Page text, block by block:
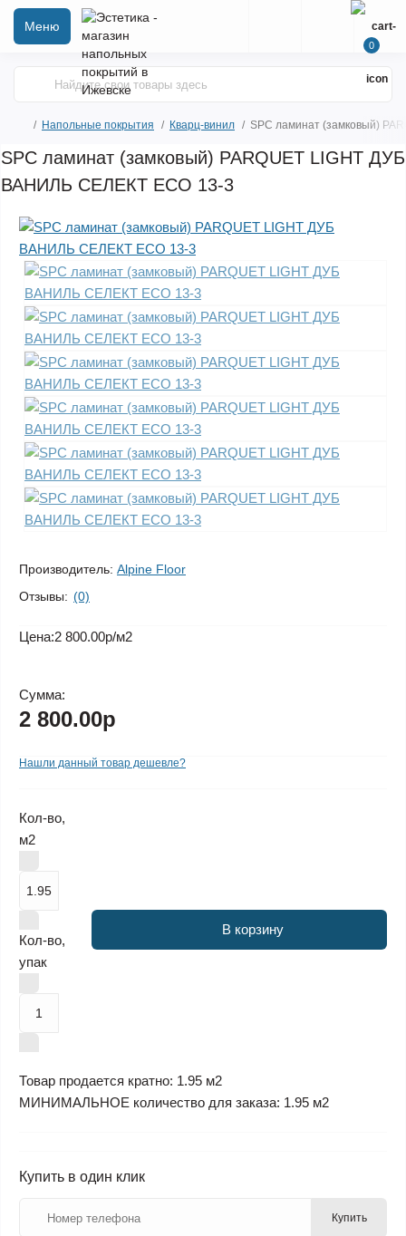
Меню
0
Напольные покрытия Кварц-винил SPC ламинат (замковый)
SPC ламинат (замковый) PARQUET LIGHT ДУБ
ВАНИЛЬ СЕЛЕКТ ЕСО 13-3
Производитель: Alpine Floor
Отзывы: (0)
Цена:2 800.00р/м2
Сумма:
2 800.00р
Нашли данный товар дешевле?
Кол-во,
м2
Кол-во,
упак
В корзину
Товар продается кратно: 1.95 м2
МИНИМАЛЬНОЕ количество для заказа: 1.95 м2
Купить в один клик
Купить